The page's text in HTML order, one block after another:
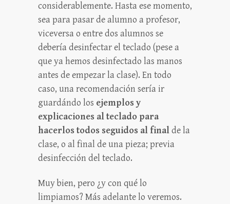
considerablemente. Hasta ese momento,
sea para pasar de alumno a profesor,
viceversa o entre dos alumnos se
debería desinfectar el teclado (pese a
que ya hemos desinfectado las manos
antes de empezar la clase). En todo
caso, una recomendación sería ir
guardándo los ejemplos y
explicaciones al teclado para
hacerlos todos seguidos al finalde la
clase, o al final de una pieza; previa
desinfección del teclado.
Muy bien, pero ¿y con qué lo
limpiamos? Más adelante lo veremos.